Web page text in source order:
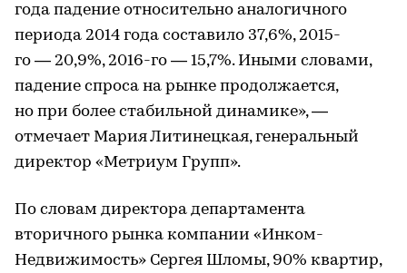
года падение относительно аналогичного
периода 2014 года составило 37,6%, 2015-
го — 20,9%, 2016-го — 15,7%. Иными словами,
падение спроса на рынке продолжается,
но при более стабильной динамике», —
отмечает Мария Литинецкая, генеральный
директор «Метриум Групп».
По словам директора департамента
вторичного рынка компании «Инком-
Недвижимость» Сергея Шломы, 90% квартир,